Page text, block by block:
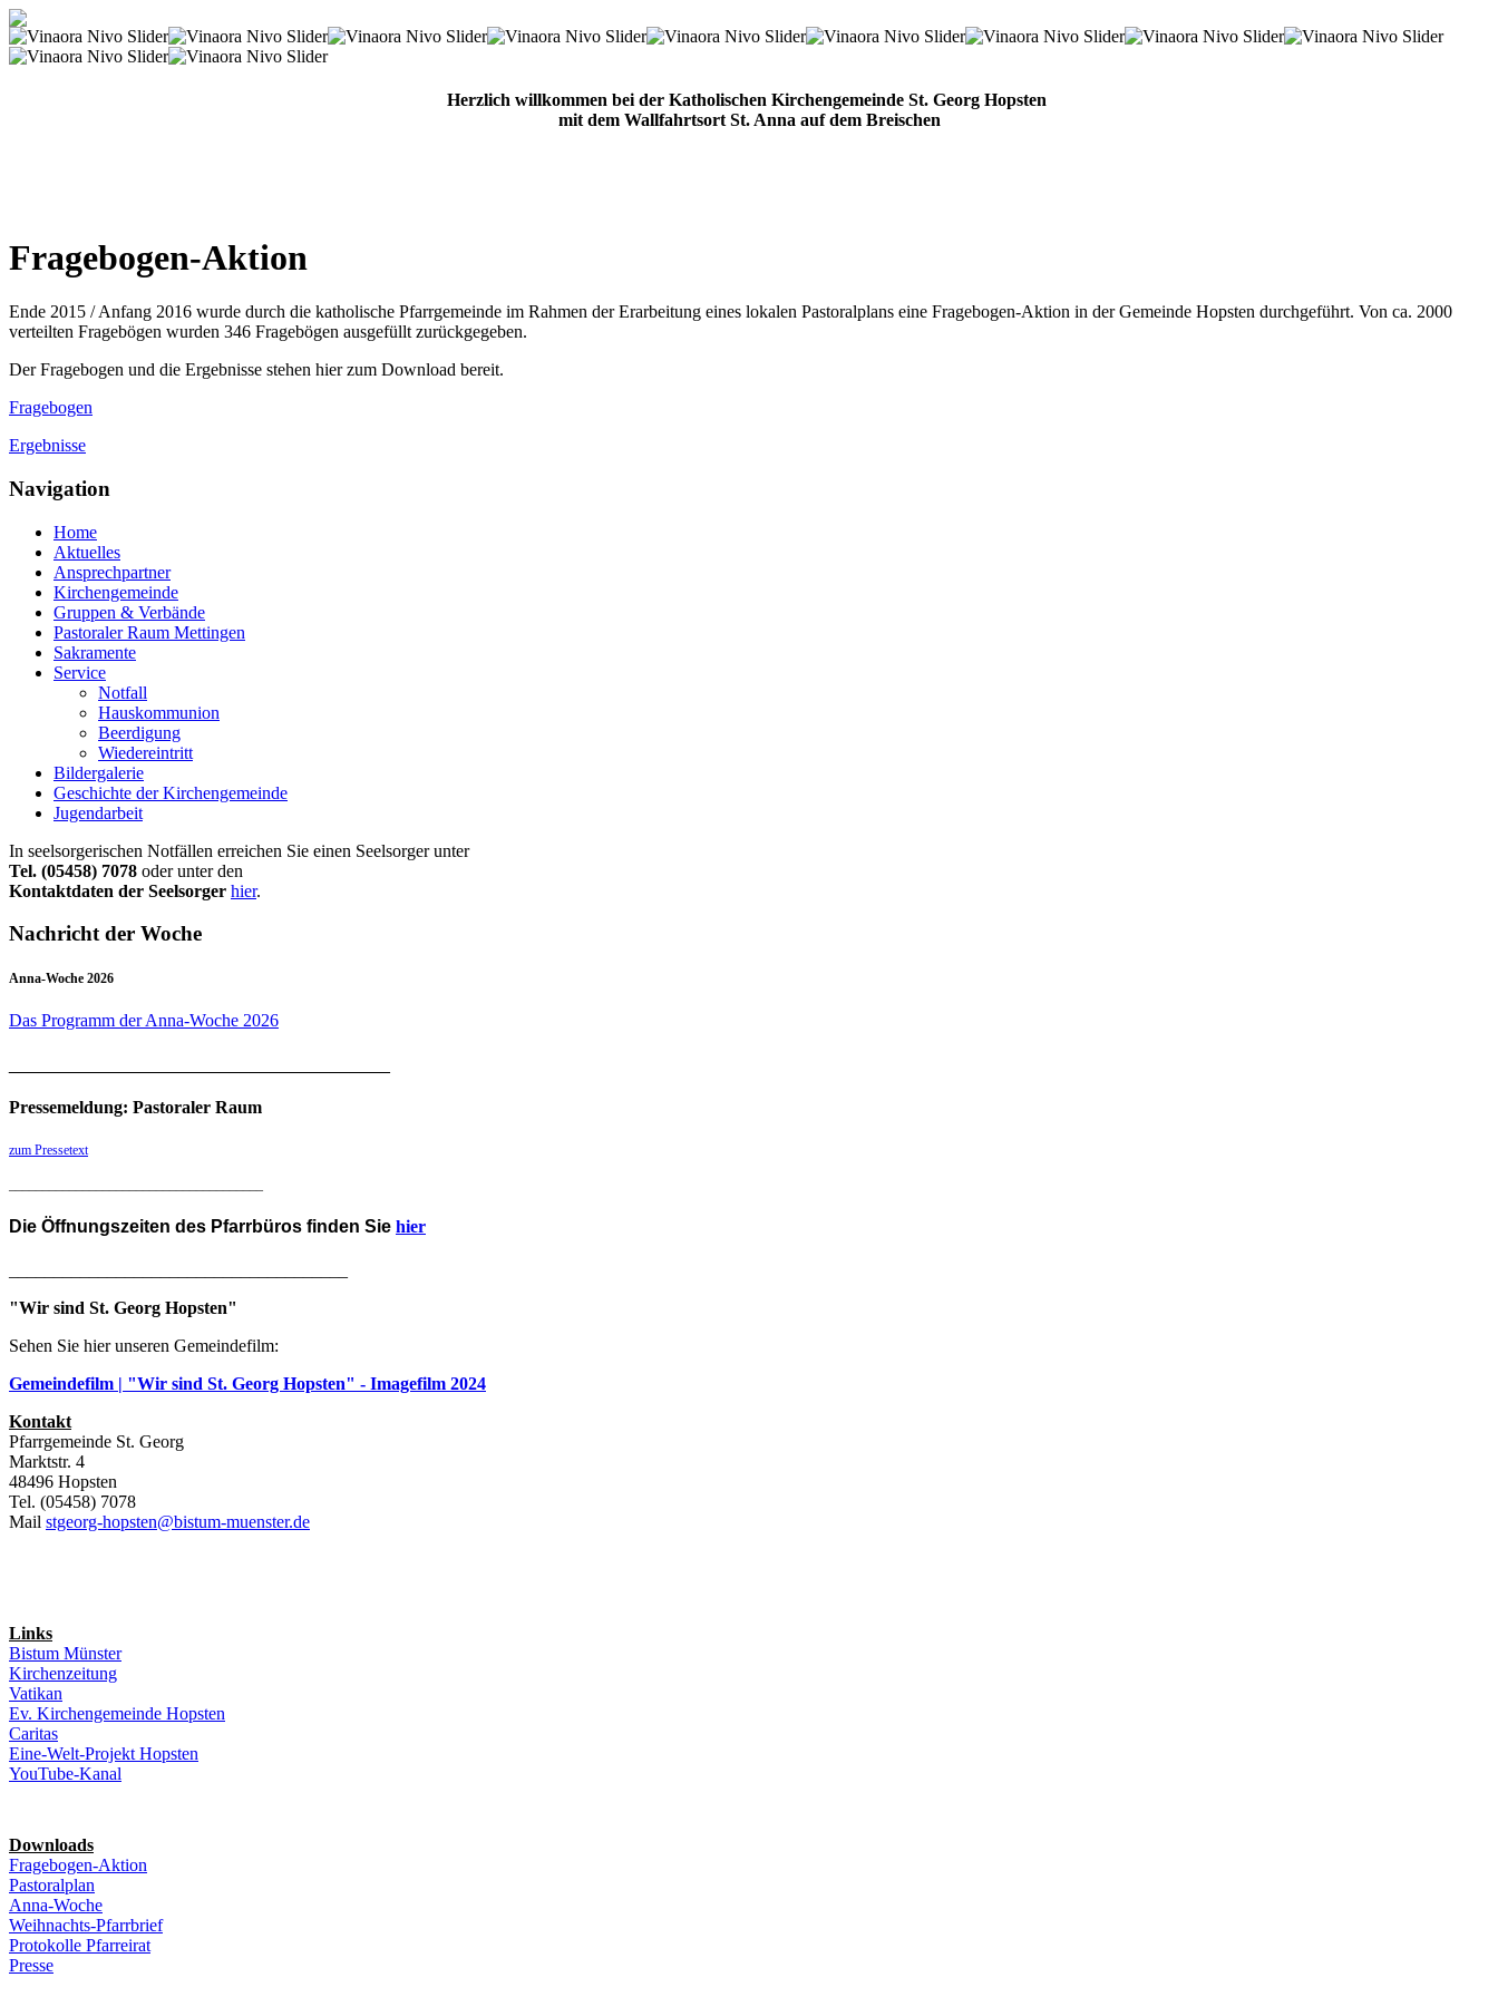
Herzlich willkommen bei der Katholischen Kirchengemeinde St. Georg Hopsten
mit dem Wallfahrtsort St. Anna auf dem Breischen
Fragebogen-Aktion
Ende 2015 / Anfang 2016 wurde durch die katholische Pfarrgemeinde im Rahmen der Erarbeitung eines lokalen Pastoralplans eine Fragebogen-Aktion in der Gemeinde Hopsten durchgeführt. Von ca. 2000
verteilten Fragebögen wurden 346 Fragebögen ausgefüllt zurückgegeben.
Der Fragebogen und die Ergebnisse stehen hier zum Download bereit.
Fragebogen
Ergebnisse
Navigation
Home
Aktuelles
Ansprechpartner
Kirchengemeinde
Gruppen & Verbände
Pastoraler Raum Mettingen
Sakramente
Service
Notfall
Hauskommunion
Beerdigung
Wiedereintritt
Bildergalerie
Geschichte der Kirchengemeinde
Jugendarbeit
In seelsorgerischen Notfällen erreichen Sie einen Seelsorger unter
Tel. (05458) 7078 oder unter den
Kontaktdaten der Seelsorger hier.
Nachricht der Woche
Anna-Woche 2026
Das Programm der Anna-Woche 2026
Pressemeldung: Pastoraler Raum
zum Pressetext
Die Öffnungszeiten des Pfarrbüros finden Sie hier
"Wir sind St. Georg Hopsten"
Sehen Sie hier unseren Gemeindefilm:
Gemeindefilm | "Wir sind St. Georg Hopsten" - Imagefilm 2024
Kontakt
Pfarrgemeinde St. Georg
Marktstr. 4
48496 Hopsten
Tel. (05458) 7078
Mail stgeorg-hopsten@bistum-muenster.de
Links
Bistum Münster
Kirchenzeitung
Vatikan
Ev. Kirchengemeinde Hopsten
Caritas
Eine-Welt-Projekt Hopsten
YouTube-Kanal
Downloads
Fragebogen-Aktion
Pastoralplan
Anna-Woche
Weihnachts-Pfarrbrief
Protokolle Pfarreirat
Presse